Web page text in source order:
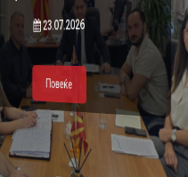
23.07.2026
Повеќе
и